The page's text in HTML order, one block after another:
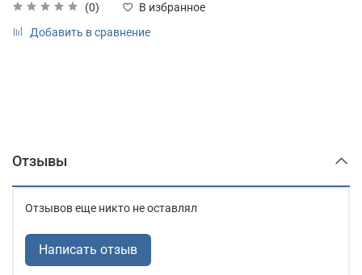
(0)
В избранное
Добавить в сравнение
Отзывы
Отзывов еще никто не оставлял
Написать отзыв